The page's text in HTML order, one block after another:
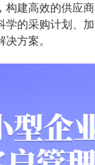
构建高效的供应
学的采购计划、
方案。